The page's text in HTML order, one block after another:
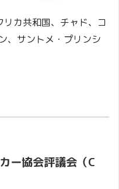
リカ共和国、チャド、コ
、サントメ・プリンシ
ー協会評議会（C